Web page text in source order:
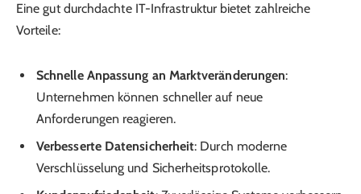
Eine gut durchdachte IT-Infrastruktur bietet zahlreiche
Vorteile:
Schnelle Anpassung an Marktveränderungen:
Unternehmen können schneller auf neue
Anforderungen reagieren.
Verbesserte Datensicherheit: Durch moderne
Verschlüsselung und Sicherheitsprotokolle.